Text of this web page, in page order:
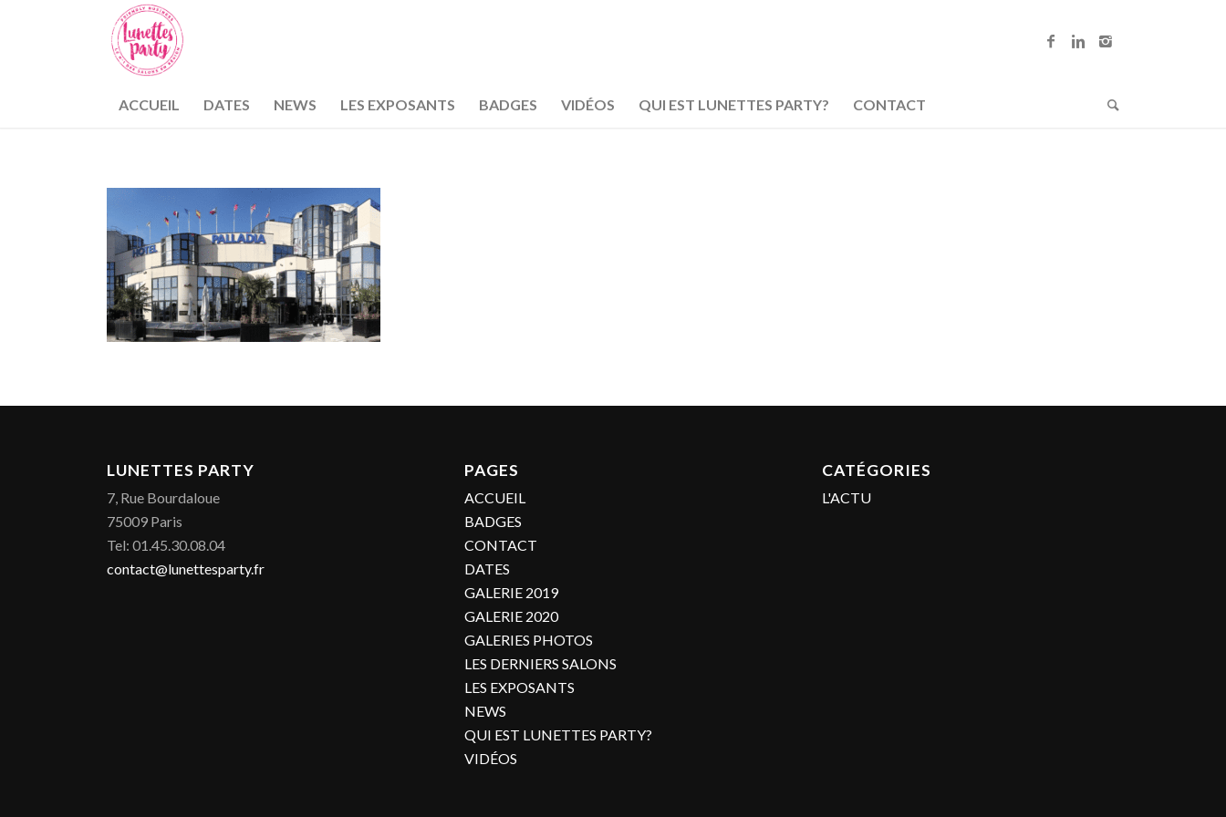
ACCUEIL DATES NEWS LES EXPOSANTS BADGES VIDÉOS QUI EST LUNETTES PARTY? CONTACT
LUNETTES PARTY
7, Rue Bourdaloue
75009 Paris
Tel: 01.45.30.08.04
contact@lunettesparty.fr
PAGES
ACCUEIL
BADGES
CONTACT
DATES
GALERIE 2019
GALERIE 2020
GALERIES PHOTOS
LES DERNIERS SALONS
LES EXPOSANTS
NEWS
QUI EST LUNETTES PARTY?
VIDÉOS
CATÉGORIES
L'ACTU